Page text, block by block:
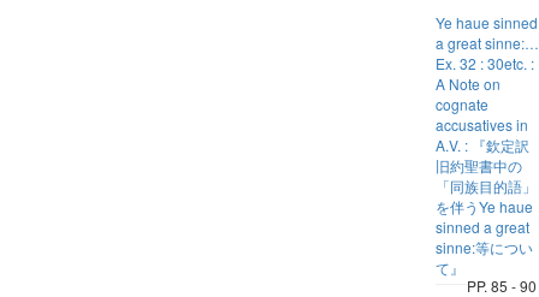
Ye haue sinned
a great sinne:…
Ex. 32 : 30etc. :
A Note on
cognate
accusatives in
A.V. : 『欽定訳
旧約聖書中の
「同族目的語」
を伴うYe haue
sinned a great
sinne:等につい
て』
PP. 85 - 90